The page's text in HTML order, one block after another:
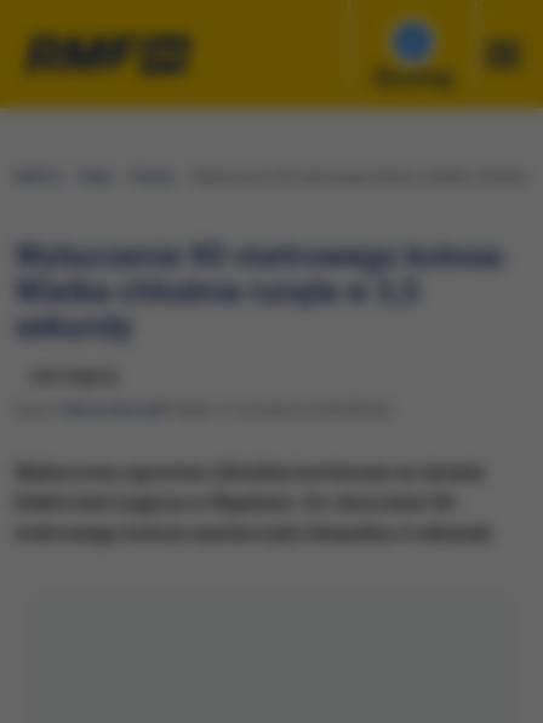
Słuchaj
Wyburzenie 90-metrowego kolosa:
Wielka chłodnia runęła w 3,5
sekundy